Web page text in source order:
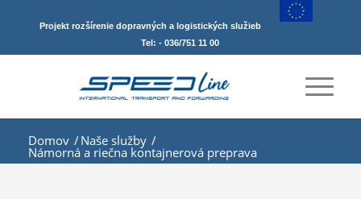
Projekt rozšírenie dopravných a logistických služieb
Tel: - 036/751 11 00
Domov / Naše služby /
Námorná a riečna kontajnerová preprava